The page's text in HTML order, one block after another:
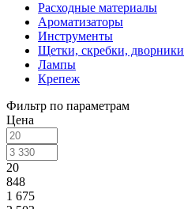
Расходные материалы
Ароматизаторы
Инструменты
Щетки, скребки, дворники
Лампы
Крепеж
Фильтр по параметрам
Цена
20
848
1 675